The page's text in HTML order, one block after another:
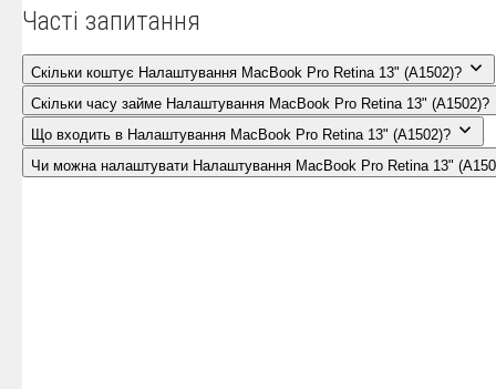
Часті запитання
Скільки коштує Налаштування MacBook Pro Retina 13" (A1502)?
Скільки часу займе Налаштування MacBook Pro Retina 13" (A1502)?
Що входить в Налаштування MacBook Pro Retina 13" (A1502)?
Чи можна налаштувати Налаштування MacBook Pro Retina 13"